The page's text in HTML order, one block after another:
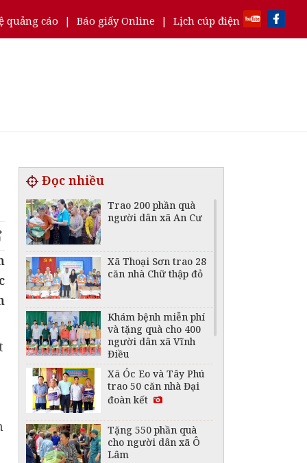
quảng cáo | Báo giấy Online | Lịch cúp điện
Đọc nhiều
Trao 200 phần quà
người dân xã An Cư
Xã Thoại Sơn trao 28
căn nhà Chữ thập đỏ
Khám bệnh miễn phí
và tặng quà cho 400
người dân xã Vĩnh
Điều
Xã Óc Eo và Tây Phú
trao 50 căn nhà Đại
đoàn kết
Tặng 550 phần quà
cho người dân xã Ô
Lâm